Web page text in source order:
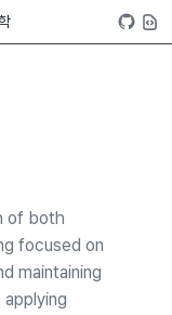
of both
focused on
maintaining